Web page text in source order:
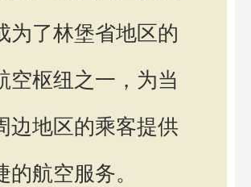
为了林堡省地区的
空枢纽之一，为当
边地区的乘客提供
的航空服务。